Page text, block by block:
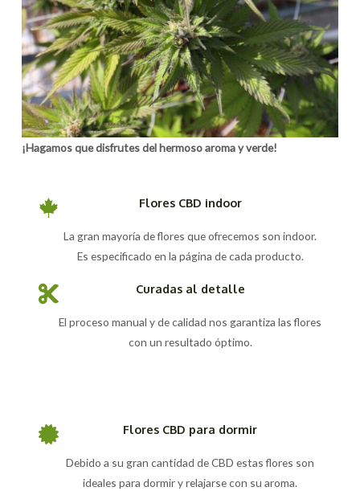
¡Hagamos que disfrutes del hermoso aroma y verde!
Flores CBD indoor
La gran mayoría de flores que ofrecemos son indoor.
Es especificado en la página de cada producto.
Curadas al detalle
El proceso manual y de calidad nos garantiza las flores
con un resultado óptimo.
Flores CBD para dormir
Debido a su gran cantidad de CBD estas flores son
ideales para dormir y relajarse con su aroma.